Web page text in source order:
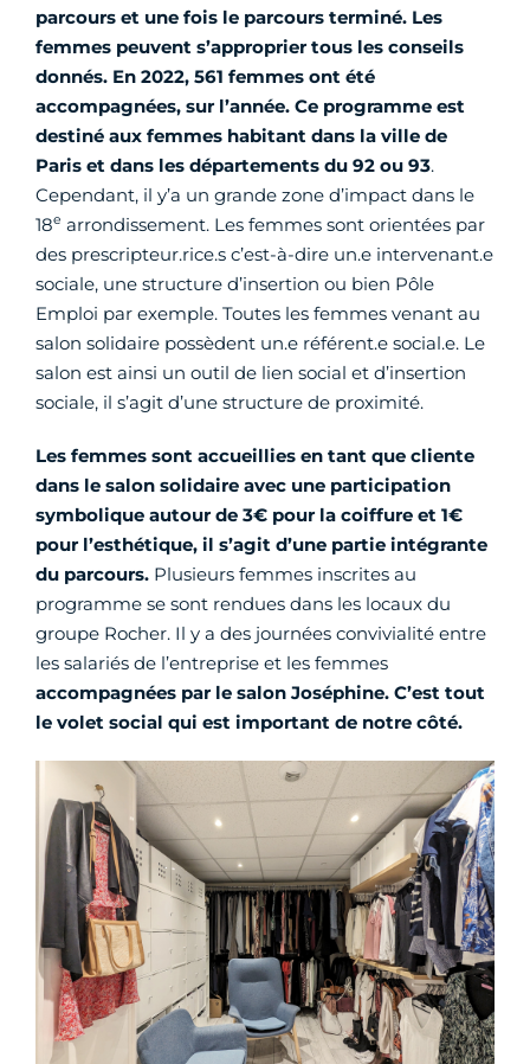
parcours et une fois le parcours terminé. Les
femmes peuvent s’approprier tous les conseils
donnés. En 2022, 561 femmes ont été
accompagnées, sur l’année. Ce programme est
destiné aux femmes habitant dans la ville de
Paris et dans les départements du 92 ou 93.
Cependant, il y’a un grande zone d’impact dans le
18e arrondissement. Les femmes sont orientées par
des prescripteur.rice.s c’est-à-dire un.e intervenant.e
sociale, une structure d’insertion ou bien Pôle
Emploi par exemple. Toutes les femmes venant au
salon solidaire possèdent un.e référent.e social.e. Le
salon est ainsi un outil de lien social et d’insertion
sociale, il s’agit d’une structure de proximité.
Les femmes sont accueillies en tant que cliente
dans le salon solidaire avec une participation
symbolique autour de 3€ pour la coiffure et 1€
pour l’esthétique, il s’agit d’une partie intégrante
du parcours. Plusieurs femmes inscrites au
programme se sont rendues dans les locaux du
groupe Rocher. Il y a des journées convivialité entre
les salariés de l’entreprise et les femmes
accompagnées par le salon Joséphine. C’est tout
le volet social qui est important de notre côté.